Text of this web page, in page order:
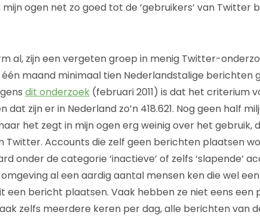
ogen net zo goed tot de ‘gebruikers’ van Twitter
al, zijn een vergeten groep in menig Twitter-
één maand minimaal tien Nederlandstalige berichten
dit onderzoek(februari 2011) is dat het criterium
zijn er in Nederland zo’n 418.621. Nog geen half
het zegt in mijn ogen erg weinig over het gebruik,
Twitter. Accounts die zelf geen berichten plaatsen
onder de categorie ‘inactieve’ of zelfs ‘slapende’
al een aardig aantal mensen ken die wel
een bericht plaatsen. Vaak hebben ze niet eens een
zelfs meerdere keren per dag, alle berichten van